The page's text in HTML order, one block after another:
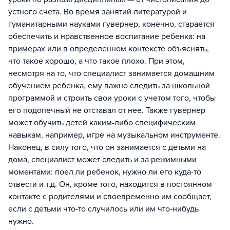
устного счета. Во время занятий литературой и
гуманитарными науками гувернер, конечно, старается
обеспечить и нравственное воспитание ребенка: на
примерах или в определенном контексте объяснять,
что такое хорошо, а что такое плохо. При этом,
несмотря на то, что специалист занимается домашним
обучением ребенка, ему важно следить за школьной
программой и строить свои уроки с учетом того, чтобы
его подопечный не отставал от нее. Также гувернер
может обучить детей каким-либо специфическим
навыкам, например, игре на музыкальном инструменте.
Наконец, в силу того, что он занимается с детьми на
дома, специалист может следить и за режимными
моментами: поел ли ребенок, нужно ли его куда-то
отвести и т.д. Он, кроме того, находится в постоянном
контакте с родителями и своевременно им сообщает,
если с детьми что-то случилось или им что-нибудь
нужно.